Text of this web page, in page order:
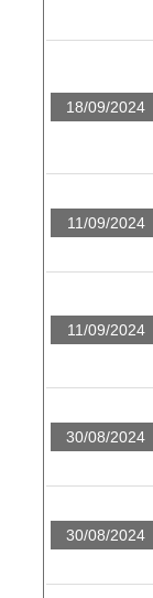
18/09/2024
11/09/2024
11/09/2024
30/08/2024
30/08/2024